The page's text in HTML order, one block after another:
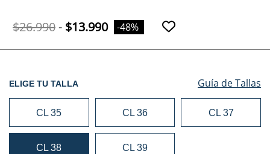
$26.990- $13.990 -48%
ELIGE TU TALLA Guía de Tallas
CL 35 CL 36 CL 37
CL 38 CL 39